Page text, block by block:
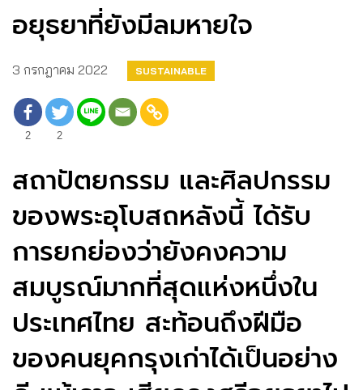
อยุธยาที่ยังมีลมหายใจ
3 กรกฎาคม 2022 SUSTAINABLE
2 2
สถาปัตยกรรม และศิลปกรรม
ของพระอุโบสถ​หลังนี้ ได้รับ
การยกย่องว่ายังคงความ
สมบูรณ์มากที่สุดแห่งหนึ่งใน
ประเทศไทย สะท้อนถึงฝีมือ
ของคนยุคกรุงเก่าได้เป็นอย่าง